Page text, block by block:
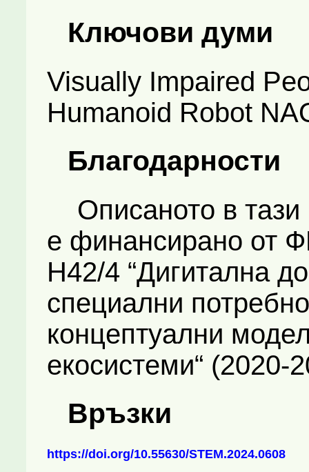
Ключови думи
Visually Impaired
Humanoid Robot
Благодарности
Описаното в тази
е финансирано от
Н42/4 “Дигитална
специални
концептуални
екосистеми“ (2020-
Връзки
https://doi.org/10.55630/STEM.2024.0608